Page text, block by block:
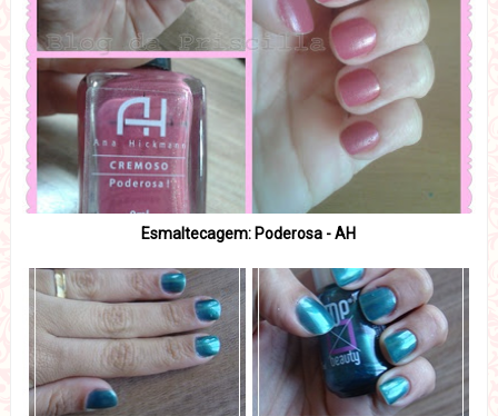
Esmaltecagem: Poderosa - AH